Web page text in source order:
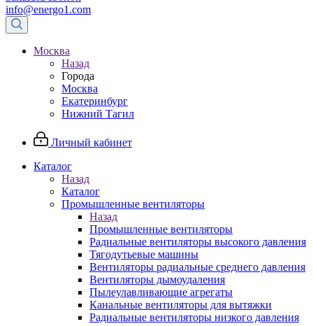
info@energo1.com
Москва
Назад
Города
Москва
Екатеринбург
Нижний Тагил
Личный кабинет
Каталог
Назад
Каталог
Промышленные вентиляторы
Назад
Промышленные вентиляторы
Радиальные вентиляторы высокого давления
Тягодутьевые машины
Вентиляторы радиальные среднего давления
Вентиляторы дымоудаления
Пылеулавливающие агрегаты
Канальные вентиляторы для вытяжки
Радиальные вентиляторы низкого давления